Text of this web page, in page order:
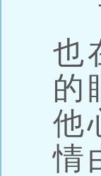
也
的
他
情